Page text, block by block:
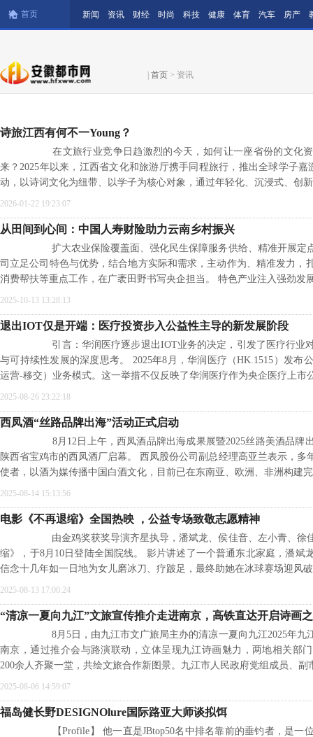
首页 新闻 资讯 财经 时尚 科技 健康 体育 汽车 房产
首页 > 资讯
诗旅江西有何不一Young？
在文旅行业竞争日趋激烈的今天，如何让一座省份的文化资
来？2025年以来，江西省文化和旅游厅携手同程旅行，推出全球学子嘉
动，以诗词文化为纽带、以学子为核心对象，通过年轻化、沉浸式、创
2026-01-22 19:23:07
从田间到心间：中国人寿财险助力云南乡村振兴
扩大农业保险覆盖面、强化民生保障服务供给、精准开展定点
司立足公司特色与优势，结合地方实际和需求，主动作为、精准发力，
消费帮扶等重点工作，在广袤田野书写央企担当。 特色产业注入强劲发
2025-10-13 13:28:13
退出IOT仅是开端：医疗投资步入公益性主导的新发展阶段
引言：华润医疗逐步退出IOT业务的决定，引发了医疗行业对
与可持续性发展的深度思考。 2025年8月，华润医疗（HK.1515）发布
运营-移交）业务模式。这一举措不仅反映了华润医疗作为央企医疗上市
2025-08-26 23:22:18
西凤酒“丝路品牌出海”活动正式启动
8月12日上午，西凤酒品牌出海成果展暨2025丝路美酒品牌出
陕西省宝鸡市的西凤酒厂启幕。 西凤股份公司副总经理高亚兰表示，多
使者，以酒为媒传播中国白酒文化，目前已在东南亚、欧洲、非洲构建
2025-08-14 15:13:56
电影《不再退缩》全国热映 ，公益专场致敬志愿精神
由金鸡奖获奖导演齐星执导，潘斌龙、侯佳音、左小青、徐佳
缩》，于8月10日登陆全国院线。 影片讲述了一个普通东北家庭，潘斌
信念十几年如一日地为女儿磨冰刀、疗跛足，最终助她在冰球赛场迎风
2025-08-13 17:00:24
“清凉一夏向九江”文旅宣传推介走进南京，高铁直达开启诗画
8月5日，由九江市文广旅局主办的清凉一夏向九江2025年九
南京，通过推介会与路演联动，立体呈现九江诗画魅力，两地相关部
200余人齐聚一堂，共绘文旅合作新图景。九江市人民政府党组成员、副
2025-08-06 14:59:07
福岛健长野DESIGNOlure国际路亚大师谈拟饵
【Profile】 他一直是JBtop50名中排名靠前的垂钓者，是一位